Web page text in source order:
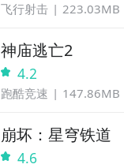
飞行射击 223.03MB
神庙逃亡2
4.2
跑酷竞速 147.86MB
崩坏：星穹铁道
4.6